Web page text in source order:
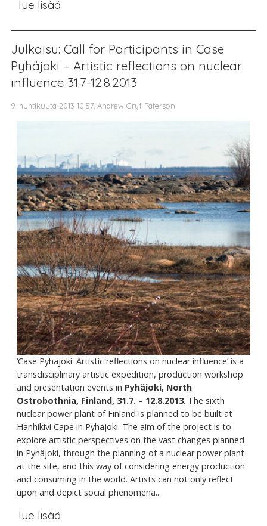
lue lisää
Julkaisu: Call for Participants in Case
Pyhäjoki – Artistic reflections on nuclear
influence 31.7-12.8.2013
9. huhtikuuta 2013 10.57, Andrew Gryf Paterson
‘Case Pyhäjoki: Artistic reflections on nuclear influence’ is a
transdisciplinary artistic expedition, production workshop
and presentation events in Pyhäjoki, North
Ostrobothnia, Finland, 31.7. – 12.8.2013. The sixth
nuclear power plant of Finland is planned to be built at
Hanhikivi Cape in Pyhäjoki. The aim of the project is to
explore artistic perspectives on the vast changes planned
in Pyhäjoki, through the planning of a nuclear power plant
at the site, and this way of considering energy production
and consuming in the world. Artists can not only reflect
upon and depict social phenomena...
lue lisää